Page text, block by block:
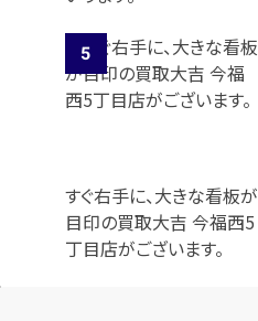
すぐ右手に、大きな看板が
目印の買取大吉 今福西5
丁目店がございます。